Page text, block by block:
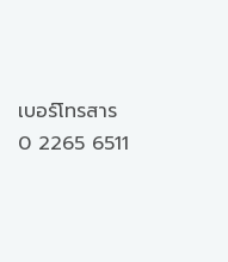
เบอร์โทรสาร
0 2265 6511